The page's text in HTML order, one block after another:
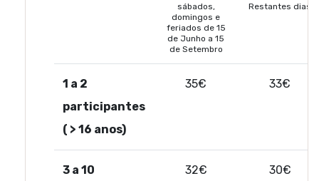
sábados,
domingos e
feriados de 15
de Junho a 15
de Setembro
Restantes dias
1 a 2
participantes
( > 16 anos)
35€ 33€
3 a 10
32€ 30€